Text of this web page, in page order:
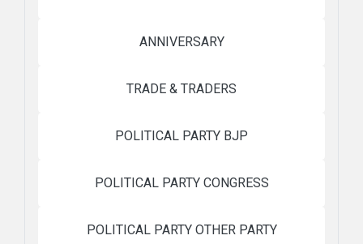
ANNIVERSARY
TRADE & TRADERS
POLITICAL PARTY BJP
POLITICAL PARTY CONGRESS
POLITICAL PARTY OTHER PARTY